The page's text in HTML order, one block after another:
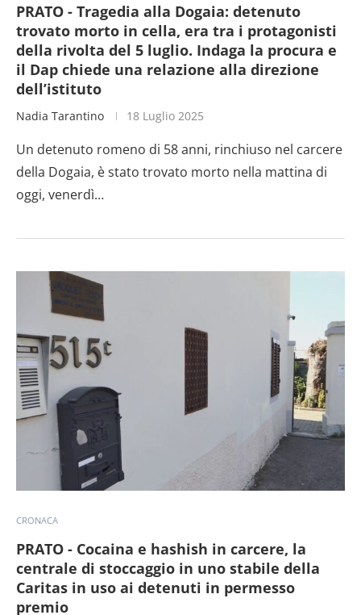
PRATO - Tragedia alla Dogaia: detenuto
trovato morto in cella, era tra i protagonisti
della rivolta del 5 luglio. Indaga la procura e
il Dap chiede una relazione alla direzione
dell’istituto
Nadia Tarantino 18 Luglio 2025
Un detenuto romeno di 58 anni, rinchiuso nel carcere
della Dogaia, è stato trovato morto nella mattina di
oggi, venerdì…
CRONACA
PRATO - Cocaina e hashish in carcere, la
centrale di stoccaggio in uno stabile della
Caritas in uso ai detenuti in permesso
premio